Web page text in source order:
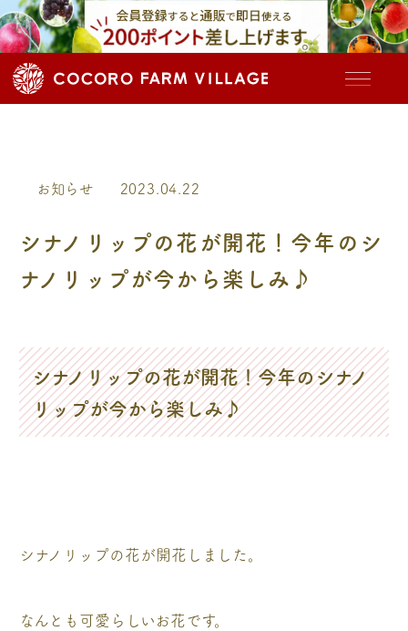
お知らせ 2023.04.22
シナノリップの花が開花！今年のシ
ナノリップが今から楽しみ♪
シナノリップの花が開花！今年のシナノ
リップが今から楽しみ♪
シナノリップの花が開花しました。
なんとも可愛らしいお花です。